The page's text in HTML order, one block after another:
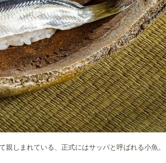
しまれている、正式にはサッパと呼ばれる小魚。